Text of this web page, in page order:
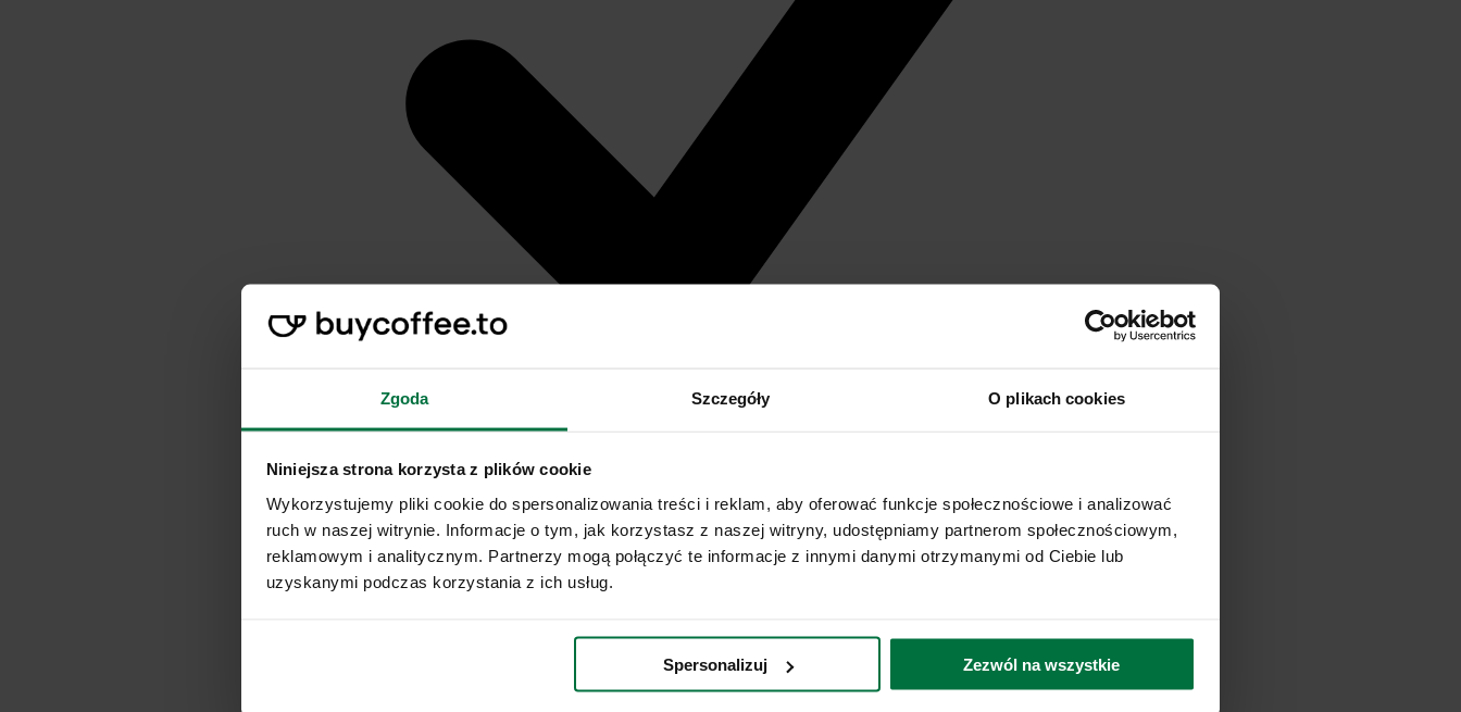
Zgoda Szczegóły O plikach cookies
Niniejsza strona korzysta z plików cookie
Wykorzystujemy pliki cookie do spersonalizowania treści i reklam, aby oferować funkcje społecznościowe i analizować
ruch w naszej witrynie. Informacje o tym, jak korzystasz z naszej witryny, udostępniamy partnerom społecznościowym,
reklamowym i analitycznym. Partnerzy mogą połączyć te informacje z innymi danymi otrzymanymi od Ciebie lub
uzyskanymi podczas korzystania z ich usług.
Spersonalizuj Zezwól na wszystkie